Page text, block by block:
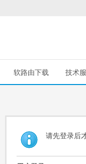
软路由下载 技术
请先登录后